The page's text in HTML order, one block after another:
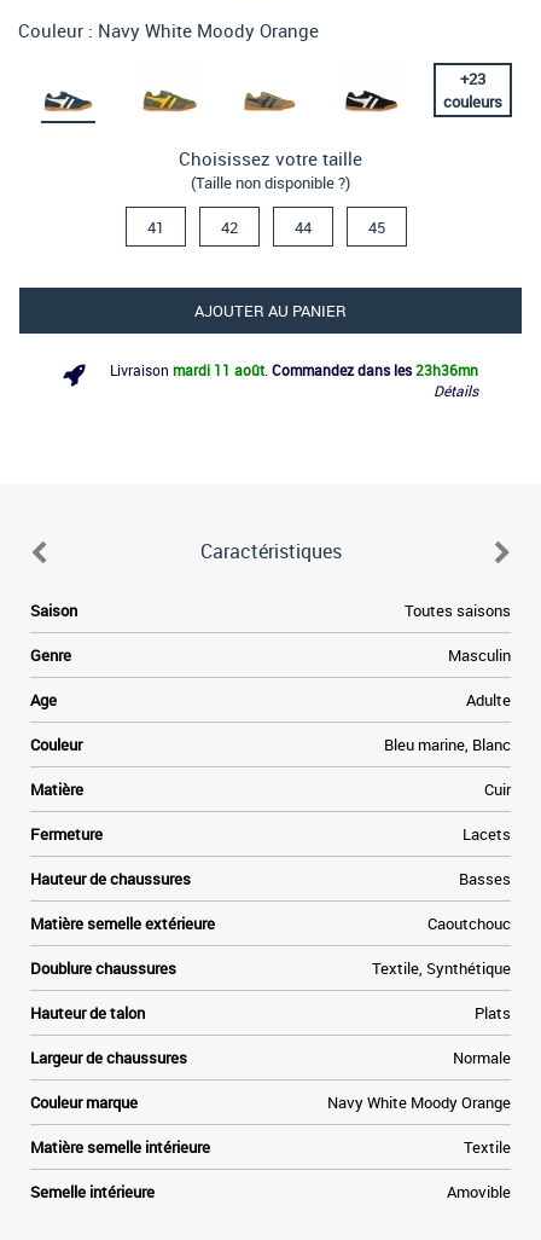
Couleur : Navy White Moody Orange
+23
couleurs
Choisissez votre taille
(Taille non disponible ?)
41 42 44 45
AJOUTER AU PANIER
Livraison mardi 11 août Commandez dans les23h36mn
Détails
Caractéristiques
Saison Toutes saisons
Genre Masculin
Age Adulte
Couleur Bleu marine, Blanc
Matière Cuir
Fermeture Lacets
Hauteur de chaussures Basses
Matière semelle extérieure Caoutchouc
Doublure chaussures Textile, Synthétique
Hauteur de talon Plats
Largeur de chaussures Normale
Couleur marque Navy White Moody Orange
Matière semelle intérieure Textile
Semelle intérieure Amovible